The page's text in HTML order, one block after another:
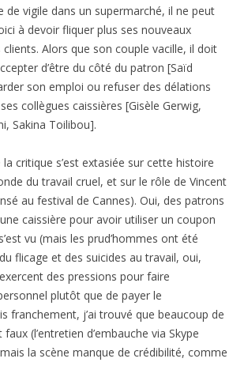
de vigile dans un supermarché, il ne peut
à devoir fliquer plus ses nouveaux
Alors que son couple vacille, il doit
d’être du côté du patron [Saïd
son emploi ou refuser des délations
collègues caissières [Gisèle Gerwig,
Sakina Toilibou].
critique s’est extasiée sur cette histoire
du travail cruel, et sur le rôle de Vincent
au festival de Cannes). Oui, des patrons
caissière pour avoir utiliser un coupon
vu (mais les prud’hommes ont été
flicage et des suicides au travail, oui,
des pressions pour faire
plutôt que de payer le
franchement, j’ai trouvé que beaucoup de
(l’entretien d’embauche via Skype
la scène manque de crédibilité, comme